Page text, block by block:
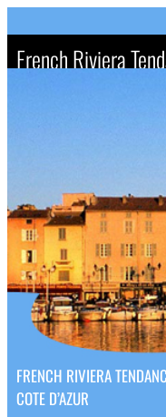
French Riviera
FRENCH RIVIERA
COTE D’AZUR